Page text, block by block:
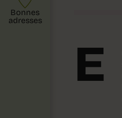
E
Bonnes
adresses